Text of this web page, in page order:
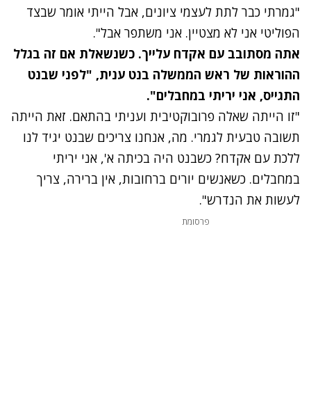
"גמרתי כבר לתת לעצמי ציונים, אבל הייתי אומר שבצד
הפוליטי אני לא מצטיין. אני משתפר אבל".
אתה מסתובב עם אקדח עלייך. כשנשאלת אם זה בגלל
ההוראות של ראש הממשלה בנט ענית, "לפני שבנט
התגייס, אני יריתי במחבלים".
"זו הייתה שאלה פרובוקטיבית ועניתי בהתאם. זאת הייתה
תשובה טבעית לגמרי. מה, אנחנו צריכים שבנט יגיד לנו
ללכת עם אקדח? כשבנט היה בכיתה א', אני יריתי
במחבלים. כשאנשים יורים ברחובות, אין ברירה, צריך
לעשות את הנדרש".
פרסומת